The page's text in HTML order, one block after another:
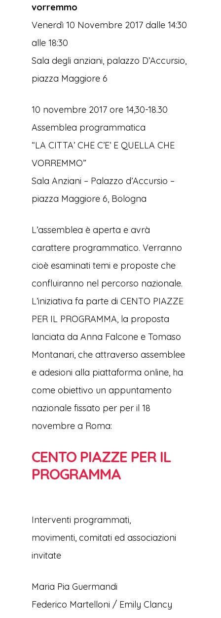
vorremmo
Venerdì 10 Novembre 2017 dalle 14:30
alle 18:30
Sala degli anziani, palazzo D’Accursio,
piazza Maggiore 6
10 novembre 2017 ore 14,30-18.30
Assemblea programmatica
“LA CITTA’ CHE C’E’ E QUELLA CHE
VORREMMO”
Sala Anziani – Palazzo d’Accursio –
piazza Maggiore 6, Bologna
L’assemblea è aperta e avrà
carattere programmatico. Verranno
cioè esaminati temi e proposte che
confluiranno nel percorso nazionale.
L’iniziativa fa parte di CENTO PIAZZE
PER IL PROGRAMMA, la proposta
lanciata da Anna Falcone e Tomaso
Montanari, che attraverso assemblee
e adesioni alla piattaforma online, ha
come obiettivo un appuntamento
nazionale fissato per per il 18
novembre a Roma:
CENTO PIAZZE PER IL
PROGRAMMA
Interventi programmati,
movimenti, comitati ed associazioni
invitate
Maria Pia Guermandi
Federico Martelloni / Emily Clancy